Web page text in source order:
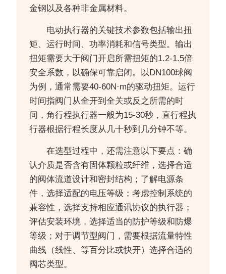
金钢以及各种非金属材料。
电动执行器的关键技术参数包括输出扭
矩、运行时间、功率消耗和信号类型。输出
扭矩需要大于阀门开启所需扭矩的1.2-1.5倍
安全系数，以确保可靠启闭。以DN100球阀
为例，通常需要40-60N·m的驱动扭矩。运行
时间指阀门从全开到全关或反之所需的时
间，角行程执行器一般为15-30秒，直行程执
行器根据行程长度从几十秒到几分钟不等。
在选型过程中，还需注意以下要点：确
认介质是否含有固体颗粒或纤维，选择合适
的阀体流道设计和密封结构；了解电源条
件，选择适配的电压等级；考虑控制系统的
兼容性，选择支持相应通讯协议的执行器；
评估安装环境，选择适当的防护等级和防爆
等级；对于调节型阀门，需要根据流量特性
曲线（线性、等百分比或快开）选择合适的
阀芯类型。